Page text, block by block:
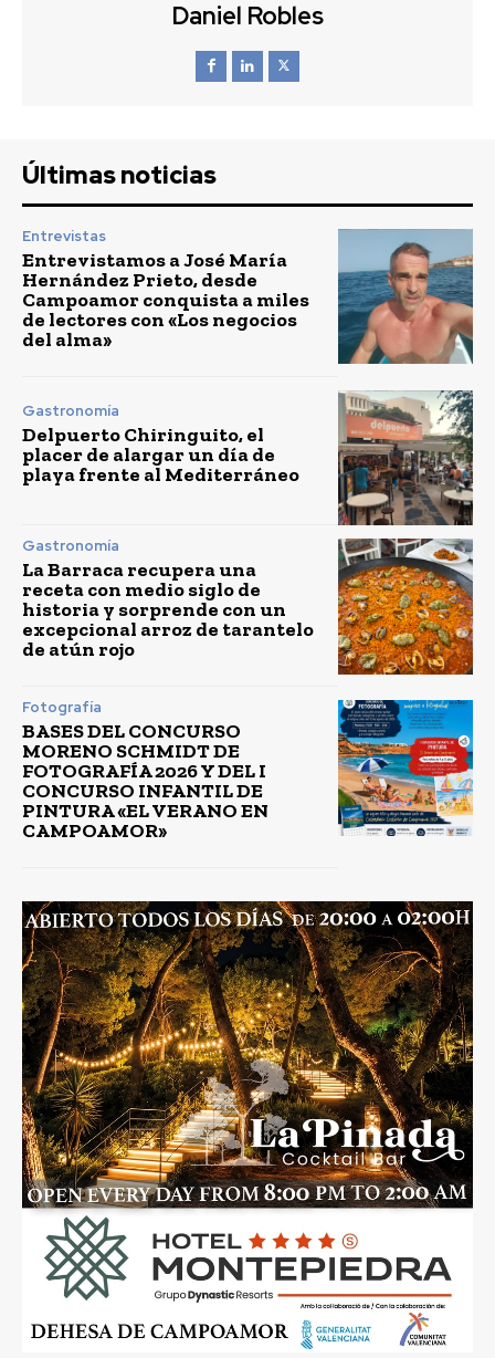
Daniel Robles
Últimas noticias
Entrevistas
Entrevistamos a José María
Hernández Prieto, desde
Campoamor conquista a miles
de lectores con «Los negocios
del alma»
Gastronomía
Delpuerto Chiringuito, el
placer de alargar un día de
playa frente al Mediterráneo
Gastronomía
La Barraca recupera una
receta con medio siglo de
historia y sorprende con un
excepcional arroz de tarantelo
de atún rojo
Fotografía
BASES DEL CONCURSO
MORENO SCHMIDT DE
FOTOGRAFÍA 2026 Y DEL I
CONCURSO INFANTIL DE
PINTURA «EL VERANO EN
CAMPOAMOR»